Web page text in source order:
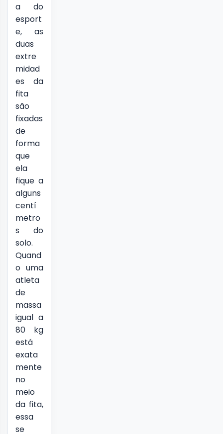
a do
esport
e, as
duas
extre
midad
es da
fita
são
fixadas
de
forma
que
ela
fique a
alguns
centí
metro
s do
solo.
Quand
o uma
atleta
de
massa
igual a
80 kg
está
exata
mente
no
meio
da fita,
essa
se